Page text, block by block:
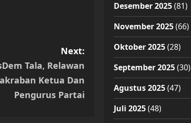
Next:
Tala, Relawan
Ketua Dan
Pengurus Partai
Desember 2025(81)
November 2025(66)
Oktober 2025(28)
September 2025(30)
Agustus 2025(47)
Juli 2025(48)